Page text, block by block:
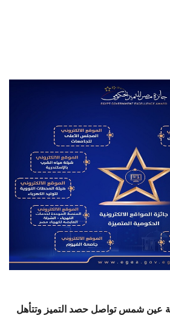
عين شمس تواصل حصد التميز وتتأهل